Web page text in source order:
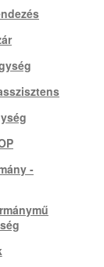
-